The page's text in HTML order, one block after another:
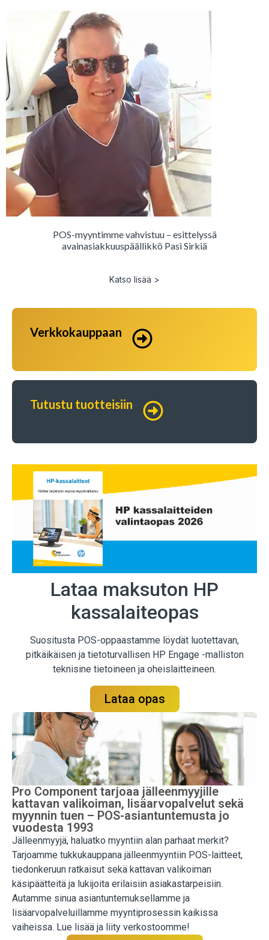
POS-myyntimme vahvistuu – esittelyssä
avainasiakkuuspäällikkö Pasi Sirkiä
Katso lisää >
Verkkokauppaan
Tutustu tuotteisiin
Lataa maksuton HP
kassalaiteopas
Suositusta POS-oppaastamme löydät luotettavan,
pitkäikäisen ja tietoturvallisen HP Engage -malliston
teknisine tietoineen ja oheislaitteineen.
Lataa opas
Pro Component tarjoaa jälleenmyyjille
kattavan valikoiman, lisäarvopalvelut sekä
myynnin tuen – POS-asiantuntemusta jo
vuodesta 1993
Jälleenmyyjä, haluatko myyntiin alan parhaat merkit?
Tarjoamme tukkukauppana jälleenmyyntiin POS-laitteet,
tiedonkeruun ratkaisut sekä kattavan valikoiman
käsipäätteitä ja lukijoita erilaisiin asiakastarpeisiin.
Autamme sinua asiantuntemuksellamme ja
lisäarvopalveluillamme myyntiprosessin kaikissa
vaiheissa. Lue lisää ja liity verkostoomme!